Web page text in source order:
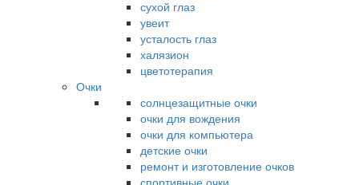
сухой глаз
увеит
усталость глаз
халязион
цветотерапия
Очки
солнцезащитные очки
очки для вождения
очки для компьютера
детские очки
ремонт и изготовление очков